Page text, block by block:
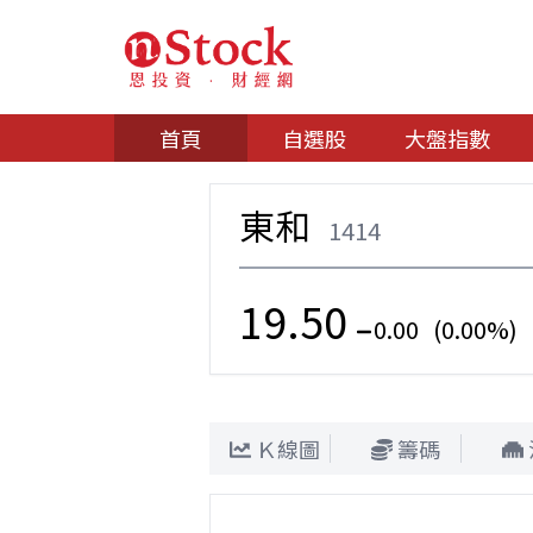
首頁 自選股 大盤指數
東和 1414
19.50 0.00 (0.00%)
Ｋ線圖 籌碼